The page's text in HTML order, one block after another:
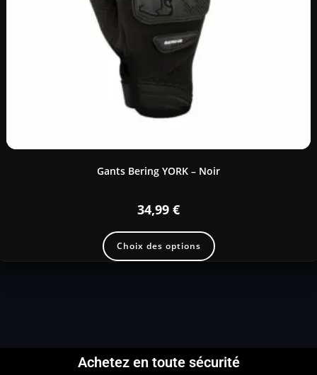
Gants Bering YORK – Noir
34,99 €
Choix des options
Achetez en toute sécurité